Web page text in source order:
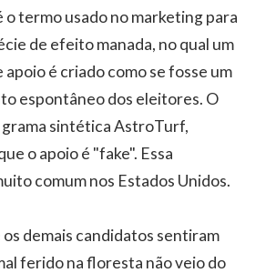
termo usado no marketing para
de efeito manada, no qual um
é criado como se fosse um
espontâneo dos eleitores. O
sintética AstroTurf,
o apoio é "fake". Essa
comum nos Estados Unidos.
os demais candidatos sentiram
ferido na floresta não veio do